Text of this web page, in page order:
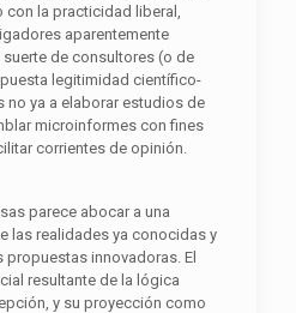
la practicidad liberal,
aparentemente
de consultores (o de
legitimidad científico-
ya a elaborar estudios de
microinformes con fines
corrientes de opinión.
parece abocar a una
las realidades ya conocidas y
propuestas innovadoras. El
resultante de la lógica
y su proyección como